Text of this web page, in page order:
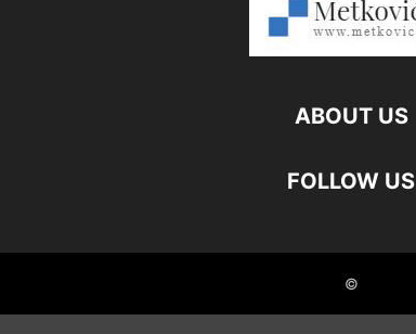
ABOUT US
FOLLOW US
©